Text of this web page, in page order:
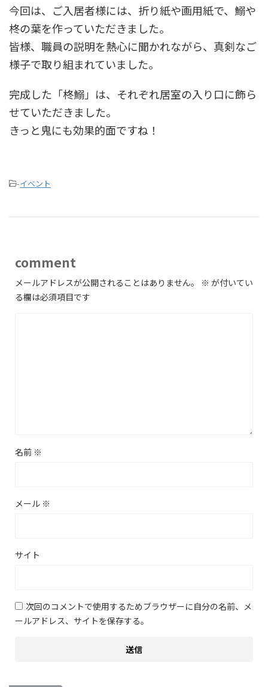
今回は、ご入居者様には、折り紙や画用紙で、鰯や
柊の葉を作っていただきました。
皆様、職員の説明を熱心に聞かれながら、真剣なご
様子で取り組まれていました。
完成した「柊鰯」は、それぞれ居室の入り口に飾ら
せていただきました。
きっと鬼にも効果的面ですね！
-イベント
comment
メールアドレスが公開されることはありません。 ※ が付いてい
る欄は必須項目です
名前 ※
メール ※
サイト
次回のコメントで使用するためブラウザーに自分の名前、メ
ールアドレス、サイトを保存する。